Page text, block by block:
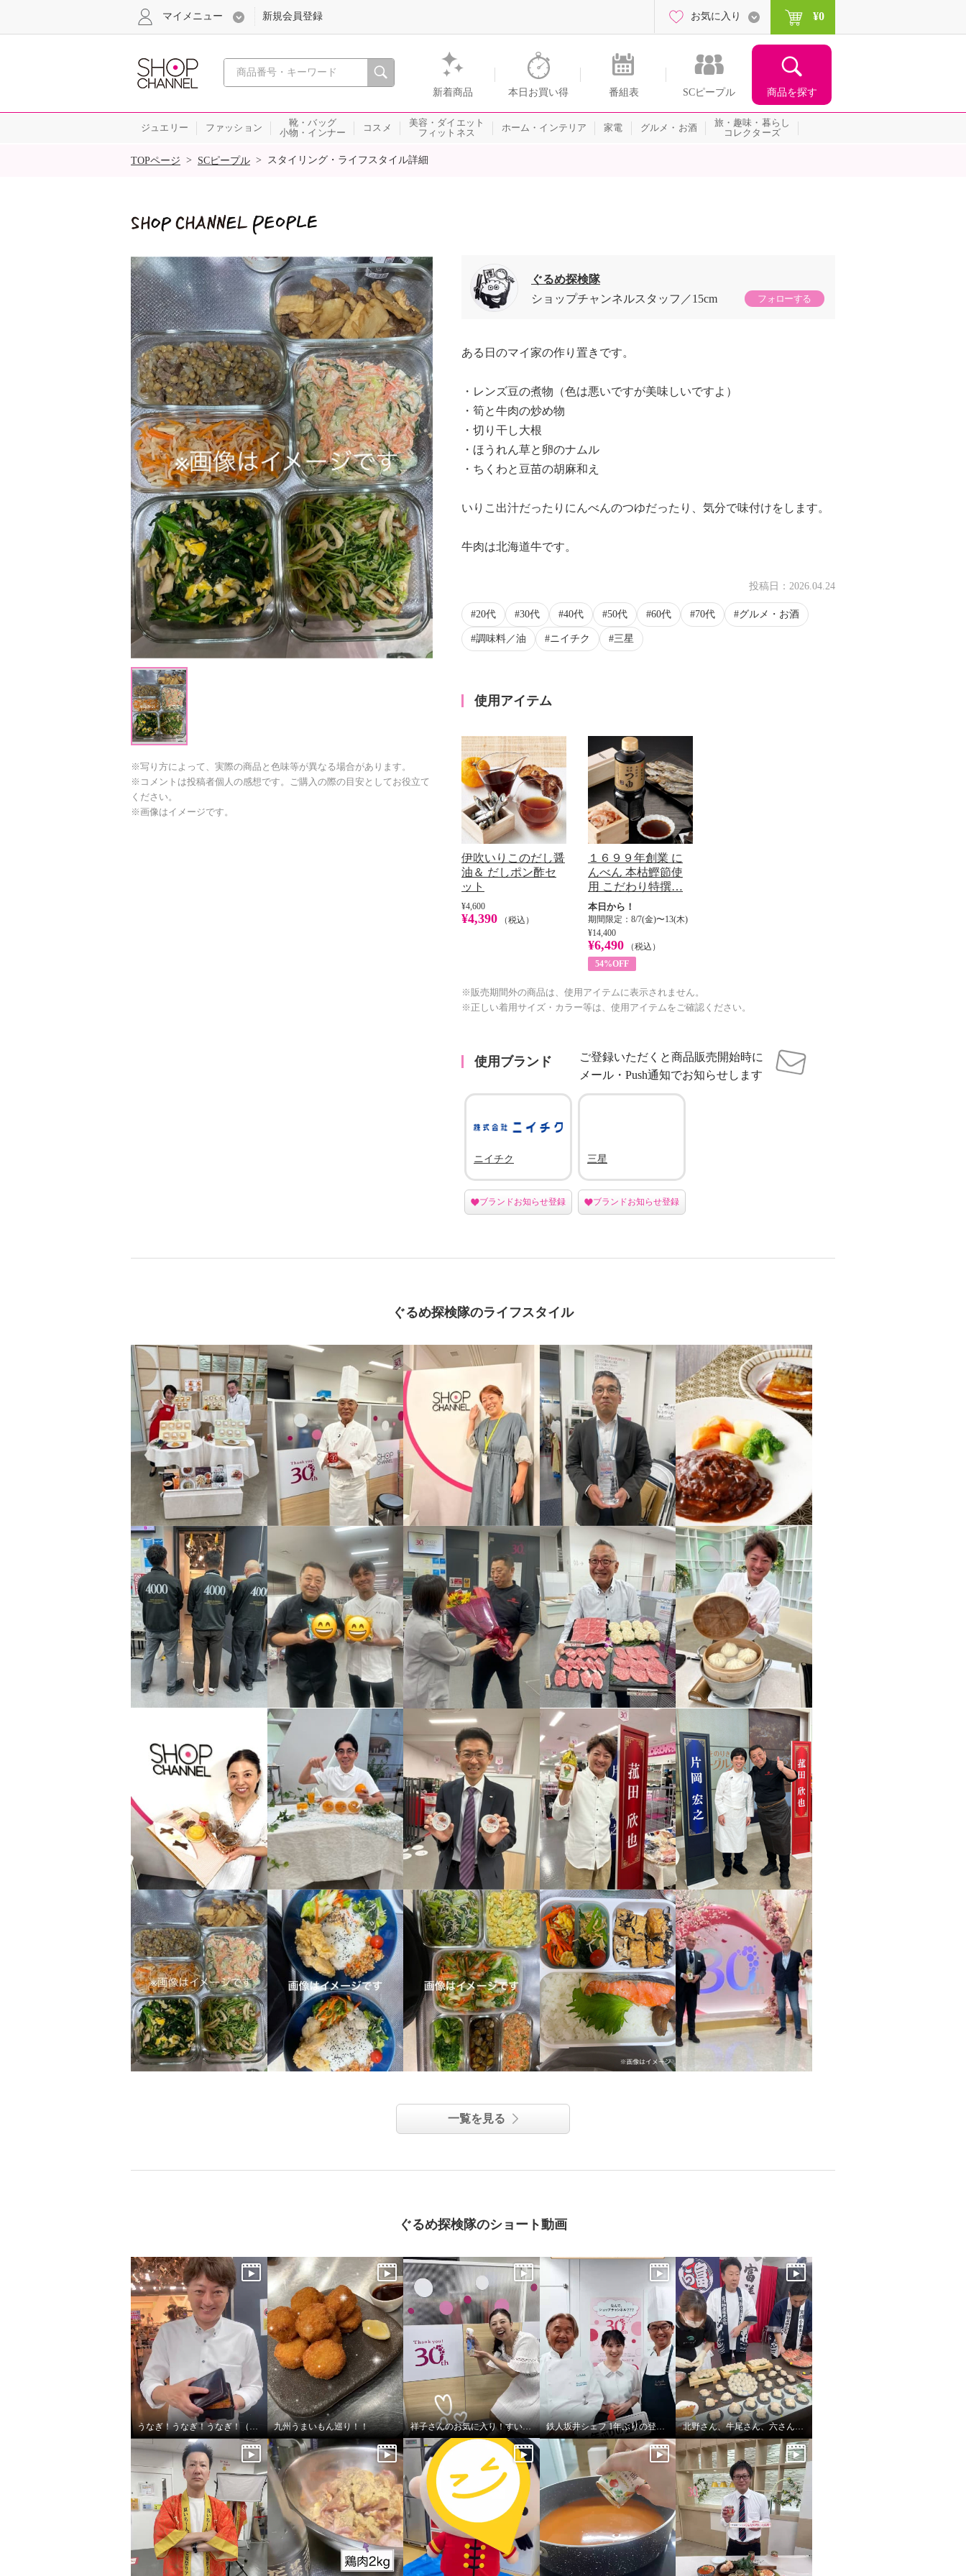
心おどる、瞬間を。通販・テレビショッピングのショップチャンネル
新着商品 本日お買い得 番組表 SCピープル 商品を探す
マイメニュー 新規会員登録 お気に入り ¥0
ジュエリー ファッション
靴・バッグ
小物・インナー
コスメ
美容・ダイエット
フィットネス
ホーム・インテリア 家電 グルメ・お酒
旅・趣味・暮らし
コレクターズ
SALE
TOPページ > SCピープル > スタイリング・ライフスタイル詳細
※写り方によって、実際の商品と色味等が異なる場合があります。
※コメントは投稿者個人の感想です。ご購入の際の目安としてお役立て
ください。
※画像はイメージです。
ぐるめ探検隊
ショップチャンネルスタッフ
15cm フォローする
ある日のマイ家の作り置きです。
・レンズ豆の煮物（色は悪いですが美味しいですよ）
・筍と牛肉の炒め物
・切り干し大根
・ほうれん草と卵のナムル
・ちくわと豆苗の胡麻和え
いりこ出汁だったりにんべんのつゆだったり、気分で味付けをします。
牛肉は北海道牛です。
投稿日： 2026.04.24
20代 30代 40代 50代 60代 70代 グルメ・お酒
調味料／油 ニイチク 三星
使用アイテム
伊吹いりこのだし醤
油＆ だしポン酢セ
ット
¥4,600
¥4,390 （税込）
１６９９年創業 に
んべん 本枯鰹節使
用 こだわり特撰…
本日から！
期間限定：8/7(金)〜13(木)
¥14,400
¥6,490
（税込）
54%OFF
※販売期間外の商品は、使用アイテムに表示されません。
※正しい着用サイズ・カラー等は、使用アイテムをご確認ください。
使用ブランド
ご登録いただくと商品販売開始時に
メール・Push通知でお知らせします
ニイチク
ブランドお知らせ登録
三星
ブランドお知らせ登録
ぐるめ探検隊のライフスタイル
一覧を見る
ぐるめ探検隊のショート動画
うなぎ！うなぎ！うなぎ！（しじみの味噌汁も人気） 九州うまいもん巡り！！ 祥子さんのお気に入り！すいすい水 鉄人坂井シェフ 1年ぶりの登場です！ 北野さん、牛尾さん、六さんで富洋物産三銃士